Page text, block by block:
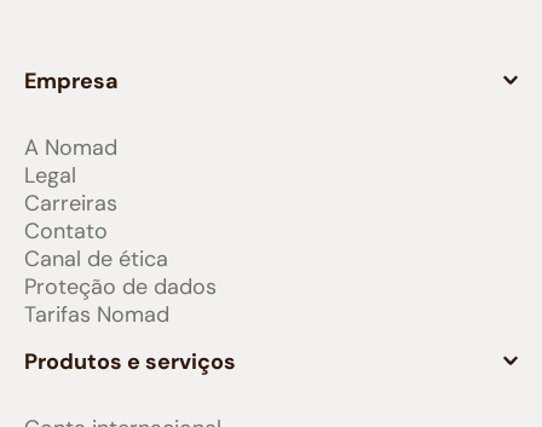
Empresa
A Nomad
Legal
Carreiras
Contato
Canal de ética
Proteção de dados
Tarifas Nomad
Produtos e serviços